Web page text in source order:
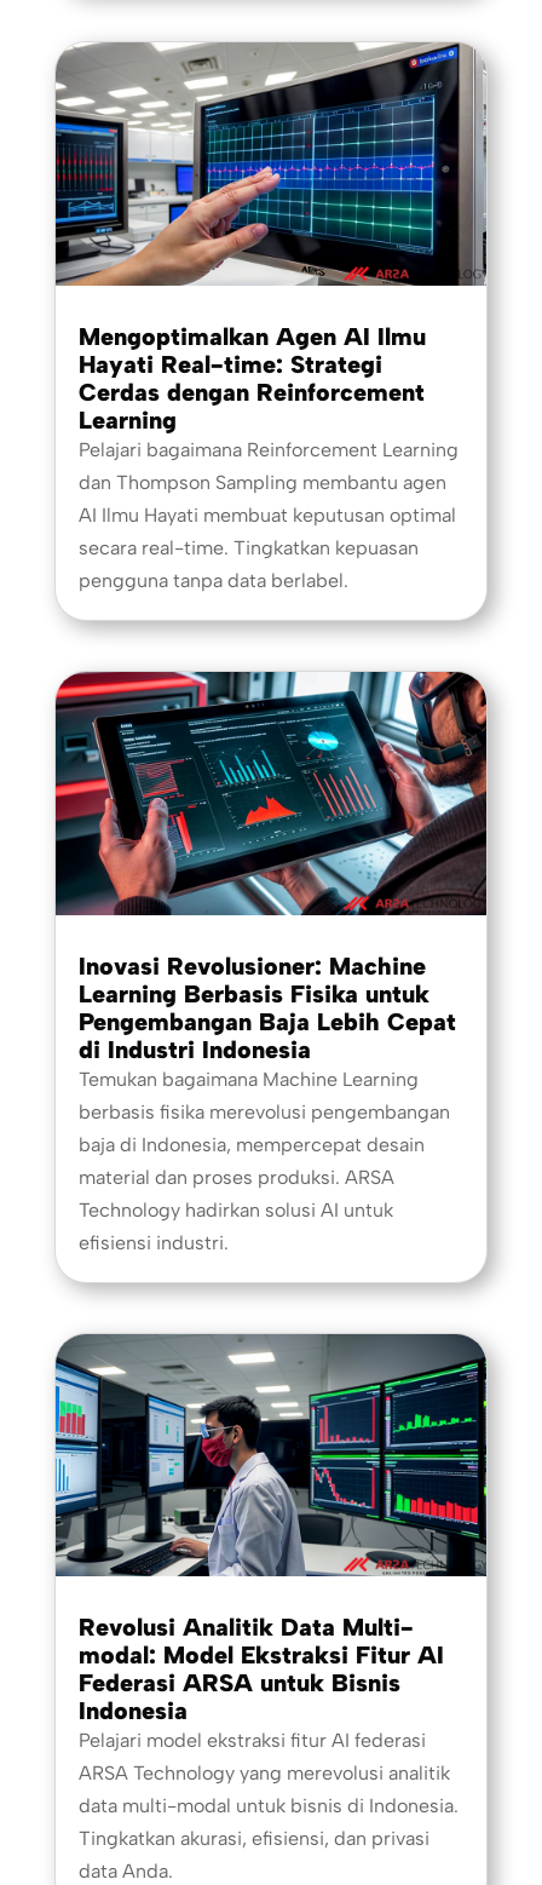
Mengoptimalkan Agen AI Ilmu
Hayati Real-time: Strategi
Cerdas dengan Reinforcement
Learning
Pelajari bagaimana Reinforcement Learning
dan Thompson Sampling membantu agen
AI Ilmu Hayati membuat keputusan optimal
secara real-time. Tingkatkan kepuasan
pengguna tanpa data berlabel.
Inovasi Revolusioner: Machine
Learning Berbasis Fisika untuk
Pengembangan Baja Lebih Cepat
di Industri Indonesia
Temukan bagaimana Machine Learning
berbasis fisika merevolusi pengembangan
baja di Indonesia, mempercepat desain
material dan proses produksi. ARSA
Technology hadirkan solusi AI untuk
efisiensi industri.
Revolusi Analitik Data Multi-
modal: Model Ekstraksi Fitur AI
Federasi ARSA untuk Bisnis
Indonesia
Pelajari model ekstraksi fitur AI federasi
ARSA Technology yang merevolusi analitik
data multi-modal untuk bisnis di Indonesia.
Tingkatkan akurasi, efisiensi, dan privasi
data Anda.